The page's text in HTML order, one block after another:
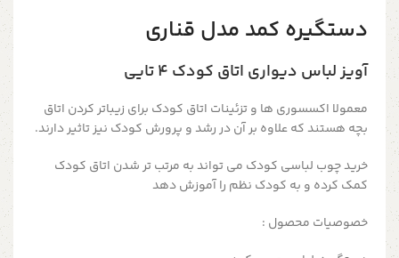
دستگیره کمد مدل قناری
آویز لباس دیواری اتاق کودک ۴ تایی
معمولا اکسسوری ها و تزئینات اتاق کودک برای زیباتر کردن اتاق
بچه هستند که علاوه بر آن در رشد و پرورش کودک نیز تاثیر دارند.
خرید چوب لباسی کودک می تواند به مرتب تر شدن اتاق کودک
کمک کرده و به کودک نظم را آموزش دهد
خصوصیات محصول :